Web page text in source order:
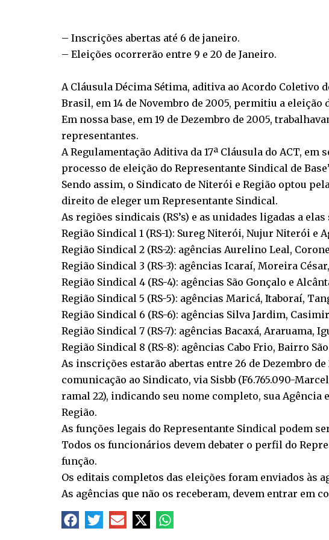
– Inscrições abertas até 6 de janeiro.
– Eleições ocorrerão entre 9 e 20 de Janeiro.
A Cláusula Décima Sétima, aditiva ao Acordo Coletivo
Brasil, em 14 de Novembro de 2005, permitiu a
Em nossa base, em 19 de Dezembro de 2005,
representantes.
A Regulamentação Aditiva da 17ª Cláusula do ACT,
processo de eleição do Representante Sindical de
Sendo assim, o Sindicato de Niterói e Região optou
direito de eleger um Representante Sindical.
As regiões sindicais (RS’s) e as unidades ligadas a
Região Sindical 1 (RS-1): Sureg Niterói, Nujur Niterói e
Região Sindical 2 (RS-2): agências Aurelino Leal,
Região Sindical 3 (RS-3): agências Icaraí, Moreira
Região Sindical 4 (RS-4): agências São Gonçalo e
Região Sindical 5 (RS-5): agências Maricá, Itaboraí,
Região Sindical 6 (RS-6): agências Silva Jardim,
Região Sindical 7 (RS-7): agências Bacaxá, Araruama,
Região Sindical 8 (RS-8): agências Cabo Frio, Bairro
As inscrições estarão abertas entre 26 de Dezembro
comunicação ao Sindicato, via Sisbb (F6.765.090-
ramal 22), indicando seu nome completo, sua
Região.
As funções legais do Representante Sindical podem
Todos os funcionários devem debater o perfil do
função.
Os editais completos das eleições foram enviados às
As agências que não os receberam, devem entrar em